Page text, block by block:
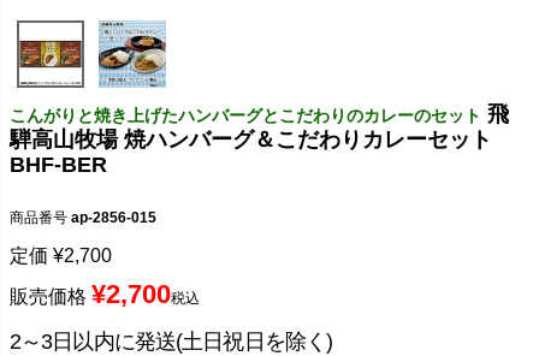
こんがりと焼き上げたハンバーグとこだわりのカレーのセット 飛
騨高山牧場 焼ハンバーグ＆こだわりカレーセット
BHF-BER
商品番号 ap-2856-015
定価 ¥2,700
販売価格 ¥2,700税込
2～3日以内に発送(土日祝日を除く)